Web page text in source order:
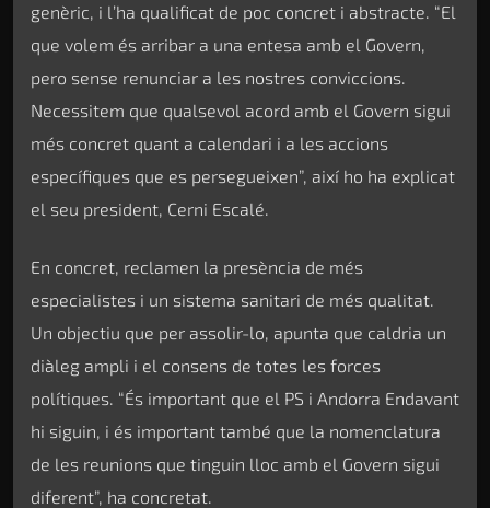
genèric, i l’ha qualificat de poc concret i abstracte. “El
que volem és arribar a una entesa amb el Govern,
pero sense renunciar a les nostres conviccions.
Necessitem que qualsevol acord amb el Govern sigui
més concret quant a calendari i a les accions
específiques que es persegueixen”, així ho ha explicat
el seu president, Cerni Escalé.
En concret, reclamen la presència de més
especialistes i un sistema sanitari de més qualitat.
Un objectiu que per assolir-lo, apunta que caldria un
diàleg ampli i el consens de totes les forces
polítiques. “És important que el PS i Andorra Endavant
hi siguin, i és important també que la nomenclatura
de les reunions que tinguin lloc amb el Govern sigui
diferent”, ha concretat.